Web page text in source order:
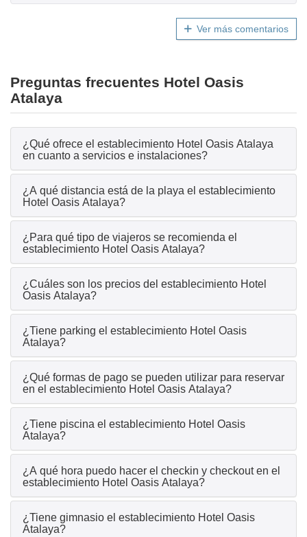
Ver más comentarios
Preguntas frecuentes Hotel Oasis
Atalaya
¿Qué ofrece el establecimiento Hotel Oasis Atalaya
en cuanto a servicios e instalaciones?
¿A qué distancia está de la playa el establecimiento
Hotel Oasis Atalaya?
¿Para qué tipo de viajeros se recomienda el
establecimiento Hotel Oasis Atalaya?
¿Cuáles son los precios del establecimiento Hotel
Oasis Atalaya?
¿Tiene parking el establecimiento Hotel Oasis
Atalaya?
¿Qué formas de pago se pueden utilizar para reservar
en el establecimiento Hotel Oasis Atalaya?
¿Tiene piscina el establecimiento Hotel Oasis
Atalaya?
¿A qué hora puedo hacer el checkin y checkout en el
establecimiento Hotel Oasis Atalaya?
¿Tiene gimnasio el establecimiento Hotel Oasis
Atalaya?